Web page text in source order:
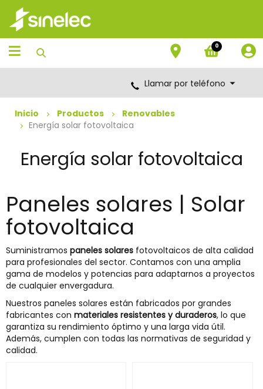
Saltar
contenido
Saltar
menú
de
navegación
0
Llamar por teléfono
Inicio Productos
Renovables
Energía solar fotovoltaica
Energía solar fotovoltaica
Paneles solares | Solar
fotovoltaica
Suministramos paneles solares fotovoltaicos de alta calidad
para profesionales del sector. Contamos con una amplia
gama de modelos y potencias para adaptarnos a proyectos
de cualquier envergadura.
Nuestros paneles solares están fabricados por grandes
fabricantes con materiales resistentes y duraderos, lo que
garantiza su rendimiento óptimo y una larga vida útil.
Además, cumplen con todas las normativas de seguridad y
calidad.